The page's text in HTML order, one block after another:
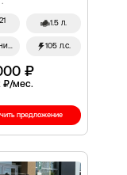
1.5 л.
механич. 105 л.с.
₽
₽/мес.
предложение